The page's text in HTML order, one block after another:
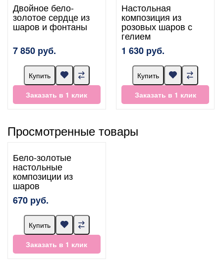
Двойное бело-
золотое сердце из
шаров и фонтаны
7 850 руб.
Купить
Заказать в 1 клик
Настольная
композиция из
розовых шаров с
гелием
1 630 руб.
Купить
Заказать в 1 клик
Просмотренные товары
Бело-золотые
настольные
композиции из
шаров
670 руб.
Купить
Заказать в 1 клик